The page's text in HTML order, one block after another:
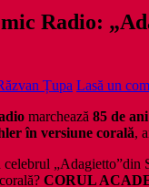
Radio:
Țupa Lasă un
marchează 85 de
în versiune corală,
celebrul „Adagietto”din
CORUL